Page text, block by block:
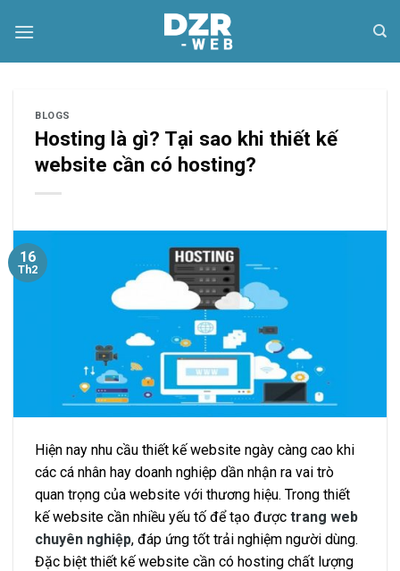
BLOGS
Hosting là gì? Tại sao khi thiết kế
website cần có hosting?
16
Th2
Hiện nay nhu cầu thiết kế website ngày càng cao khi
các cá nhân hay doanh nghiệp dần nhận ra vai trò
quan trọng của website với thương hiệu. Trong thiết
kế website cần nhiều yếu tố để tạo được trang web
chuyên nghiệp, đáp ứng tốt trải nghiệm người dùng.
Đặc biệt thiết kế website cần có hosting chất lượng